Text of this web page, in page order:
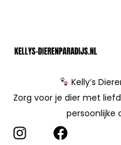
Kelly’s
Zorg voor je dier met
persoonlijke